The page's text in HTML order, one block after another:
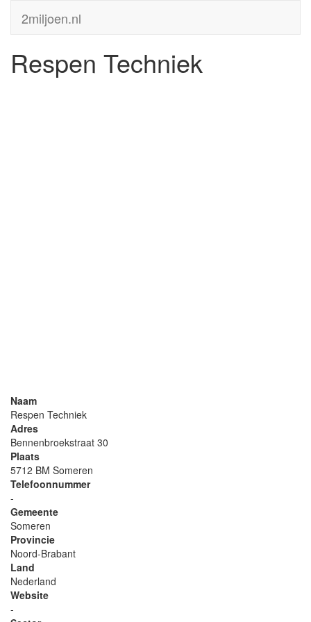
2miljoen.nl
Respen Techniek
Naam
Respen Techniek
Adres
Bennenbroekstraat 30
Plaats
5712 BM Someren
Telefoonnummer
-
Gemeente
Someren
Provincie
Noord-Brabant
Land
Nederland
Website
-